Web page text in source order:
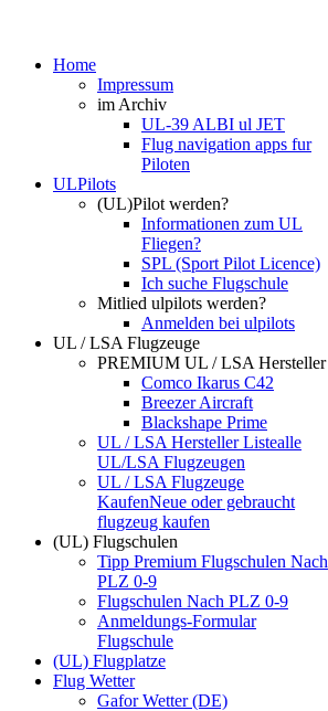
Home
Impressum
im Archiv
UL-39 ALBI ul JET
Flug navigation apps fur
Piloten
ULPilots
(UL)Pilot werden?
Informationen zum UL
Fliegen?
SPL (Sport Pilot Licence)
Ich suche Flugschule
Mitlied ulpilots werden?
Anmelden bei ulpilots
UL / LSA Flugzeuge
PREMIUM UL / LSA Hersteller
Comco Ikarus C42
Breezer Aircraft
Blackshape Prime
UL / LSA Hersteller Listealle
UL/LSA Flugzeugen
UL / LSA Flugzeuge
KaufenNeue oder gebraucht
flugzeug kaufen
(UL) Flugschulen
Tipp Premium Flugschulen Nach
PLZ 0-9
Flugschulen Nach PLZ 0-9
Anmeldungs-Formular
Flugschule
(UL) Flugplatze
Flug Wetter
Gafor Wetter (DE)